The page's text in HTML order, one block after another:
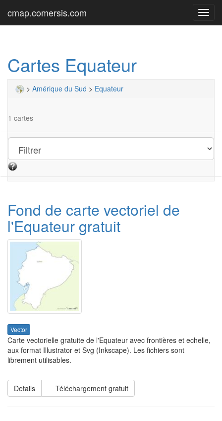
cmap.comersis.com
Cartes Equateur
> Amérique du Sud > Equateur
1 cartes
Fond de carte vectoriel de
l'Equateur gratuit
Vector
Carte vectorielle gratuite de l'Equateur avec frontières et echelle,
aux format Illustrator et Svg (Inkscape). Les fichiers sont
librement utilisables.
Details Téléchargement gratuit